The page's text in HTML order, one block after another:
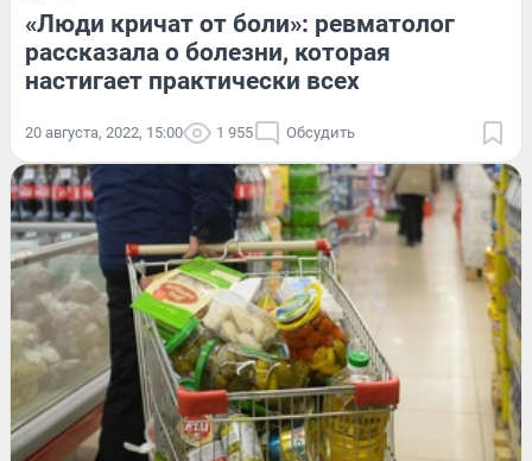
«Люди кричат от боли»: ревматолог
рассказала о болезни, которая
настигает практически всех
20 августа, 2022, 15:00 1 955 Обсудить